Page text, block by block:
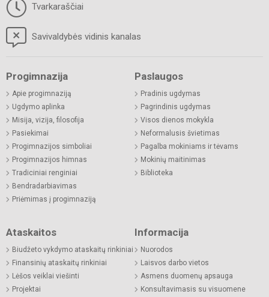
Tvarkaraščiai
Savivaldybės vidinis kanalas
Progimnazija
Apie progimnaziją
Ugdymo aplinka
Misija, vizija, filosofija
Pasiekimai
Progimnazijos simboliai
Progimnazijos himnas
Tradiciniai renginiai
Bendradarbiavimas
Priėmimas į progimnaziją
Paslaugos
Pradinis ugdymas
Pagrindinis ugdymas
Visos dienos mokykla
Neformalusis švietimas
Pagalba mokiniams ir tėvams
Mokinių maitinimas
Biblioteka
Ataskaitos
Biudžeto vykdymo ataskaitų rinkiniai
Finansinių ataskaitų rinkiniai
Lėšos veiklai viešinti
Projektai
Informacija
Nuorodos
Laisvos darbo vietos
Asmens duomenų apsauga
Konsultavimasis su visuomene